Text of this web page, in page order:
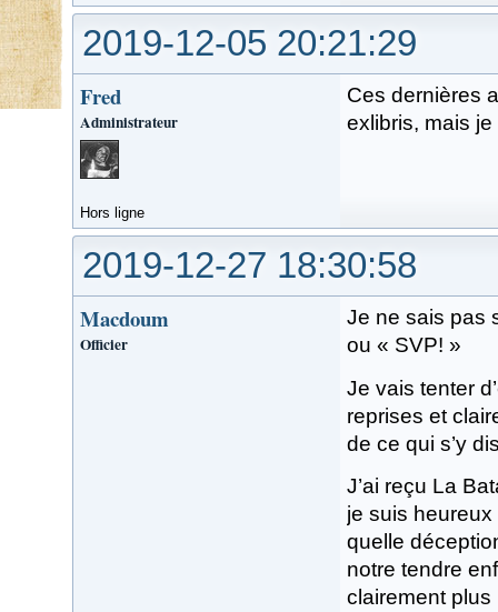
2019-12-05 20:21:29
Fred
Administrateur
Ces dernières
exlibris, mais
Hors ligne
2019-12-27 18:30:58
Macdoum
Officier
Je ne sais pas
ou « SVP! »
Je vais tenter
reprises et
de ce qui s’y
J’ai reçu La
je suis
quelle
notre tendre
clairement